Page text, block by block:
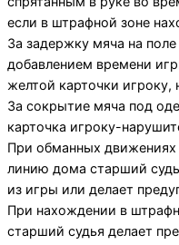
если в штрафной зоне
За задержку мяча на
добавлением времени
желтой карточки
За сокрытие мяча под
карточка игроку-
При обманных движениях
линию дома старший
из игры или делает
При нахождении в
старший судья делает